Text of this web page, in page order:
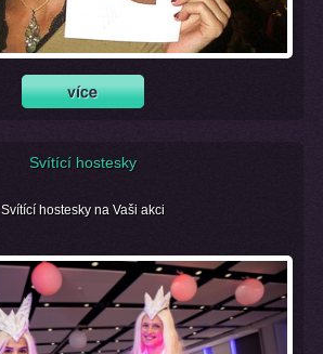
Svítící hostesky
Svítící hostesky na Vaši akci